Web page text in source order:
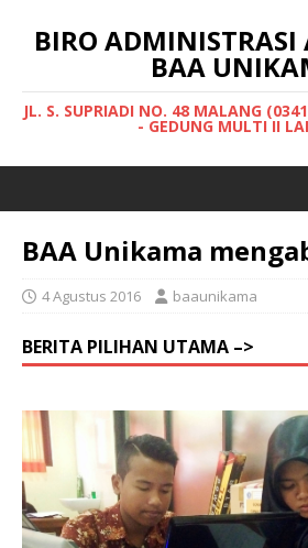
BIRO ADMINISTRASI
BAA
JL. S. SUPRIADI NO. 48 MALANG
- GEDUNG MULTI II
BAA Unikama
4 Agustus 2016 baaunikama
BERITA PILIHAN UTAMA –>